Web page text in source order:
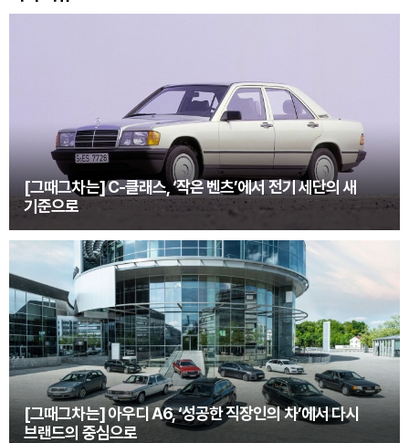
[그때그차는] C-클래스, ‘작은 벤츠’에서 전기 세단의 새
기준으로
[그때그차는] 아우디 A6, ‘성공한 직장인의 차’에서 다시
브랜드의 중심으로